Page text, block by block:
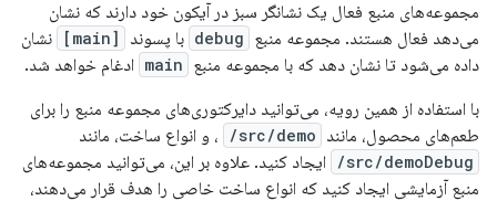
مجموعه‌های منبع فعال یک نشانگر سبز در آیکون خود دارند که نشان
می‌دهد فعال هستند. مجموعه منبع debug با پسوند [main]
نشان
داده می‌شود تا نشان دهد که با مجموعه منبع main ادغام خواهد شد.
با استفاده از همین رویه، می‌توانید دایرکتوری‌های مجموعه منبع را برای
طعم‌های محصول، مانند src/demo/ ، و انواع ساخت، مانند
src/demoDebug/
ایجاد کنید. علاوه بر این، می‌توانید مجموعه‌های
منبع آزمایشی ایجاد کنید که انواع ساخت خاصی را هدف قرار می‌دهند،